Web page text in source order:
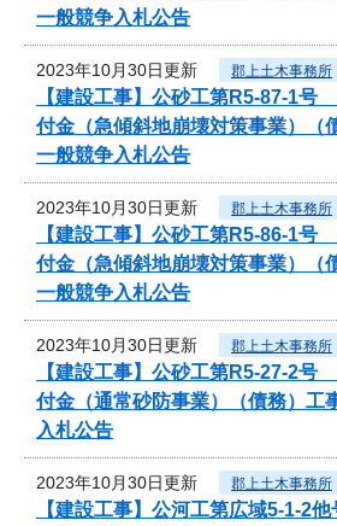
一般競争入札公告
2023年10月30日更新 郡上土木事務所
【建設工事】公砂工第R5-87-1号
付金（急傾斜地崩壊対策事業）（
一般競争入札公告
2023年10月30日更新 郡上土木事務所
【建設工事】公砂工第R5-86-1号
付金（急傾斜地崩壊対策事業）（
一般競争入札公告
2023年10月30日更新 郡上土木事務所
【建設工事】公砂工第R5-27-2号
付金（通常砂防事業）（債務）工
入札公告
2023年10月30日更新 郡上土木事務所
【建設工事】公河工第広域5-1-2